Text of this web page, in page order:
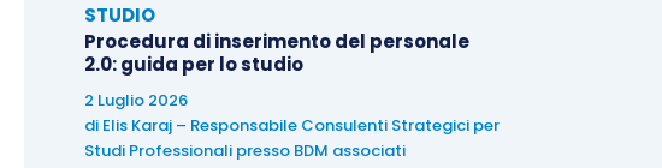
STUDIO
Procedura di inserimento del personale
2.0: guida per lo studio
2 Luglio 2026
di Elis Karaj – Responsabile Consulenti Strategici per
Studi Professionali presso BDM associati